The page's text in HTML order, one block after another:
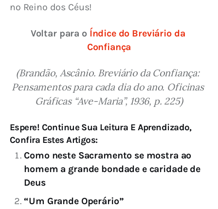
no Reino dos Céus!
Voltar para o Índice do Breviário da
Confiança
(Brandão, Ascânio. Breviário da Confiança:
Pensamentos para cada dia do ano. Oficinas
Gráficas “Ave-Maria”, 1936, p. 225)
Espere! Continue Sua Leitura E Aprendizado,
Confira Estes Artigos:
Como neste Sacramento se mostra ao
homem a grande bondade e caridade de
Deus
“Um Grande Operário”